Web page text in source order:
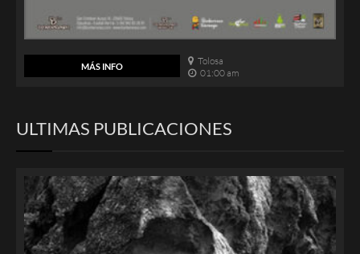
MÁS INFO
Tolosa
01:00 am
ULTIMAS PUBLICACIONES